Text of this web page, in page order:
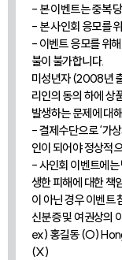
- 본 이벤트는 중복
- 본 사인회 응모를
- 이벤트 응모를 위
불이 불가합니다.
미성년자 (2008년
리인의 동의 하에 상
발생하는 문제에 대
- 결제수단으로 ‘가
인이 되어야 정상적
- 사인회 이벤트에는
생한 피해에 대한 책
이 아닌 경우 이벤트
신분증 및 여권상의
ex) 홍길동 (O)
(X)